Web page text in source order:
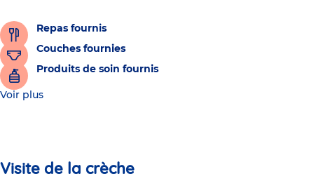
Repas fournis
Couches fournies
Produits de soin fournis
Voir plus
Visite de la crèche